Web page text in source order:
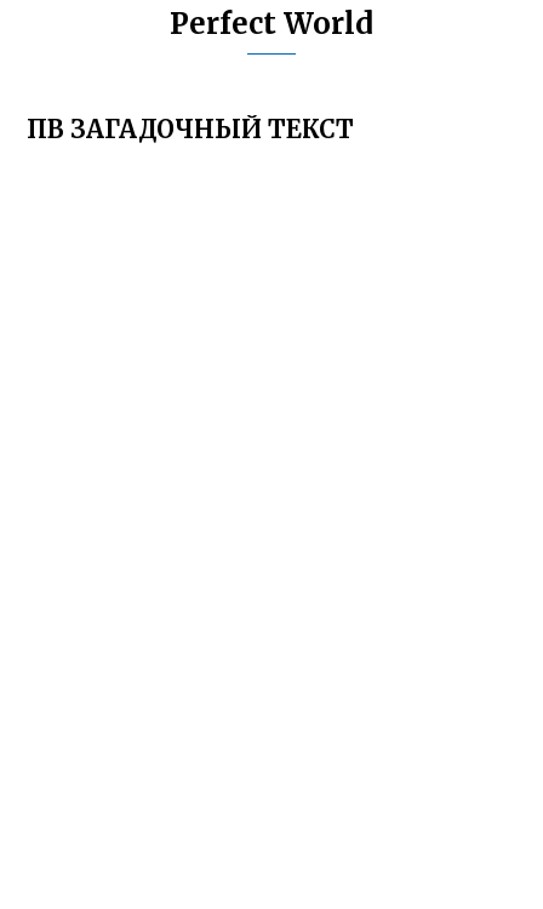
Perfect World
ПВ ЗАГАДОЧНЫЙ ТЕКСТ